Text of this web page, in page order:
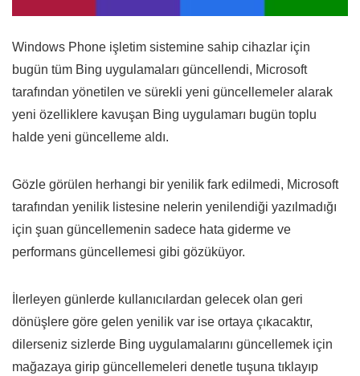
Windows Phone işletim sistemine sahip cihazlar için
bugün tüm Bing uygulamaları güncellendi, Microsoft
tarafından yönetilen ve sürekli yeni güncellemeler alarak
yeni özelliklere kavuşan Bing uygulamarı bugün toplu
halde yeni güncelleme aldı.
Gözle görülen herhangi bir yenilik fark edilmedi, Microsoft
tarafından yenilik listesine nelerin yenilendiği yazılmadığı
için şuan güncellemenin sadece hata giderme ve
performans güncellemesi gibi gözüküyor.
İlerleyen günlerde kullanıcılardan gelecek olan geri
dönüşlere göre gelen yenilik var ise ortaya çıkacaktır,
dilerseniz sizlerde Bing uygulamalarını güncellemek için
mağazaya girip güncellemeleri denetle tuşuna tıklayıp